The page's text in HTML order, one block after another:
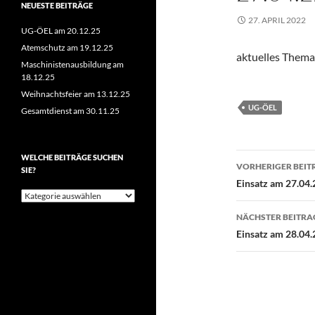
27. APRIL 2022
aktuelles Thema
UG-ÖEL
VORHERIGER
Einsatz am
NÄCHSTER
Einsatz am
NEUESTE BEITRÄGE
UG-ÖEL am 20.12.25
Atemschutz am 19.12.25
Maschinistenausbildung am
18.12.25
Weihnachtsfeier am 13.12.25
Gesamtdienst am 30.11.25
WELCHE BEITRÄGE SUCHEN
SIE?
Welche